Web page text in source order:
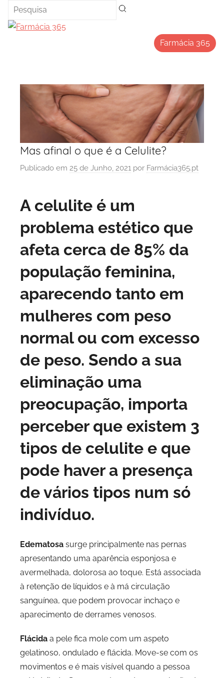
Saltar
para
Farmácia 365
Mas afinal o que é a Celulite?
Publicado em 25 de Junho, 2021 por Farmácia365.pt
A celulite é um
problema estético que
afeta cerca de 85% da
população feminina,
aparecendo tanto em
mulheres com peso
normal ou com excesso
de peso. Sendo a sua
eliminação uma
preocupação, importa
perceber que existem 3
tipos de celulite e que
pode haver a presença
de vários tipos num só
indivíduo.
Edematosa surge principalmente nas pernas
apresentando uma aparência esponjosa e
avermelhada, dolorosa ao toque. Está associada
à retenção de líquidos e à má circulação
sanguínea, que podem provocar inchaço e
aparecimento de derrames venosos.
Flácida a pele fica mole com um aspeto
gelatinoso, ondulado e flácida. Move-se com os
movimentos e é mais visível quando a pessoa